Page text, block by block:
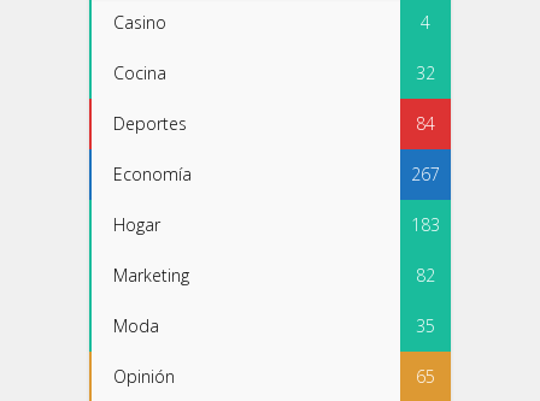
Casino 4
Cocina 32
Deportes 84
Economía 267
Hogar 183
Marketing 82
Moda 35
Opinión 65